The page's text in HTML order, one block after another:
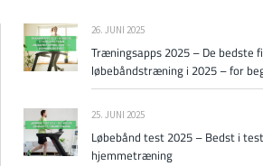
26. JUNI 2025
Træningsapps 2025 – De bedste
løbebåndstræning i 2025 – for
25. JUNI 2025
Løbebånd test 2025 – Bedst i
hjemmetræning